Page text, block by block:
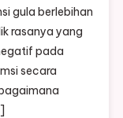
Ancaman
gula berlebihan
rasanya yang
pada
secara